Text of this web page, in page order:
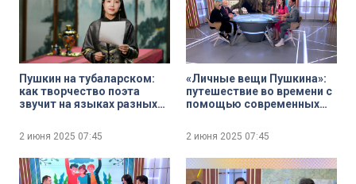
Пушкин на тубаларском:
как творчество поэта
звучит на языках разных
2 июня 2025 07:45
«Личные вещи Пушкина»:
путешествие во времени с
помощью современных
2 июня 2025 07:45